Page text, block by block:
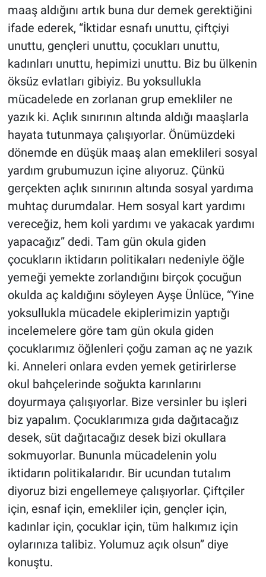
maaş aldığını artık buna dur demek gerektiğini
ifade ederek, “İktidar esnafı unuttu, çiftçiyi
unuttu, gençleri unuttu, çocukları unuttu,
kadınları unuttu, hepimizi unuttu. Biz bu ülkenin
öksüz evlatları gibiyiz. Bu yoksullukla
mücadelede en zorlanan grup emekliler ne
yazık ki. Açlık sınırının altında aldığı maaşlarla
hayata tutunmaya çalışıyorlar. Önümüzdeki
dönemde en düşük maaş alan emeklileri sosyal
yardım grubumuzun içine alıyoruz. Çünkü
gerçekten açlık sınırının altında sosyal yardıma
muhtaç durumdalar. Hem sosyal kart yardımı
vereceğiz, hem koli yardımı ve yakacak yardımı
yapacağız” dedi. Tam gün okula giden
çocukların iktidarın politikaları nedeniyle öğle
yemeği yemekte zorlandığını birçok çocuğun
okulda aç kaldığını söyleyen Ayşe Ünlüce, “Yine
yoksullukla mücadele ekiplerimizin yaptığı
incelemelere göre tam gün okula giden
çocuklarımız öğlenleri çoğu zaman aç ne yazık
ki. Anneleri onlara evden yemek getirirlerse
okul bahçelerinde soğukta karınlarını
doyurmaya çalışıyorlar. Bize versinler bu işleri
biz yapalım. Çocuklarımıza gıda dağıtacağız
desek, süt dağıtacağız desek bizi okullara
sokmuyorlar. Bununla mücadelenin yolu
iktidarın politikalarıdır. Bir ucundan tutalım
diyoruz bizi engellemeye çalışıyorlar. Çiftçiler
için, esnaf için, emekliler için, gençler için,
kadınlar için, çocuklar için, tüm halkımız için
oylarınıza talibiz. Yolumuz açık olsun” diye
konuştu.